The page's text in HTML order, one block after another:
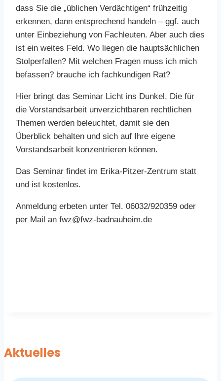
dass Sie die „üblichen Verdächtigen“ frühzeitig
erkennen, dann entsprechend handeln – ggf. auch
unter Einbeziehung von Fachleuten. Aber auch dies
ist ein weites Feld. Wo liegen die hauptsächlichen
Stolperfallen? Mit welchen Fragen muss ich mich
befassen? brauche ich fachkundigen Rat?
Hier bringt das Seminar Licht ins Dunkel. Die für
die Vorstandsarbeit unverzichtbaren rechtlichen
Themen werden beleuchtet, damit sie den
Überblick behalten und sich auf Ihre eigene
Vorstandsarbeit konzentrieren können.
Das Seminar findet im Erika-Pitzer-Zentrum statt
und ist kostenlos.
Anmeldung erbeten unter Tel. 06032/920359 oder
per Mail an fwz@fwz-badnauheim.de
Aktuelles